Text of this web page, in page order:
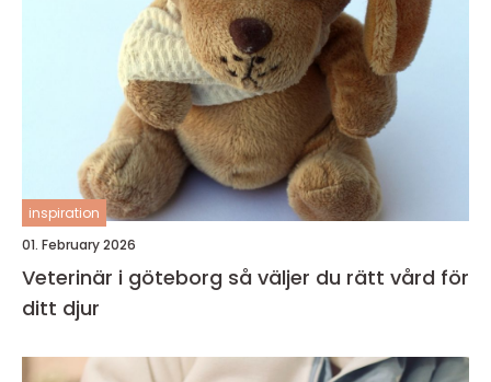
inspiration
01. February 2026
Veterinär i göteborg så väljer du rätt vård för
ditt djur